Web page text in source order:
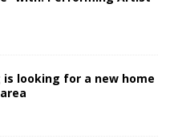
looking for a new home